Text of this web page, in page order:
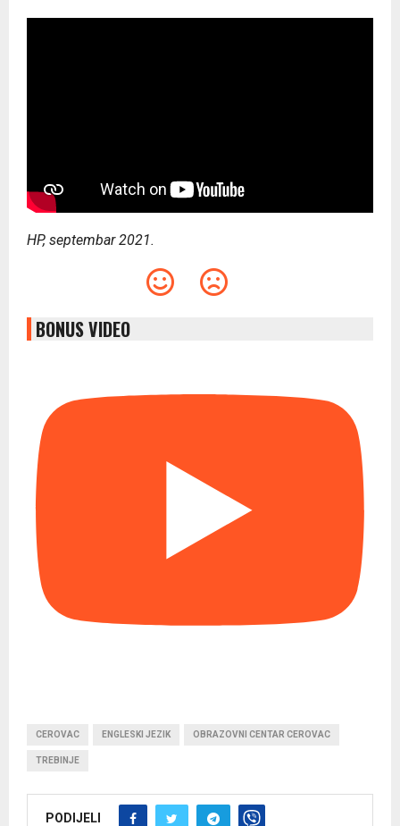
HP, septembar 2021.
BONUS VIDEO
CEROVAC ENGLESKI JEZIK OBRAZOVNI CENTAR CEROVAC
TREBINJE
PODIJELI